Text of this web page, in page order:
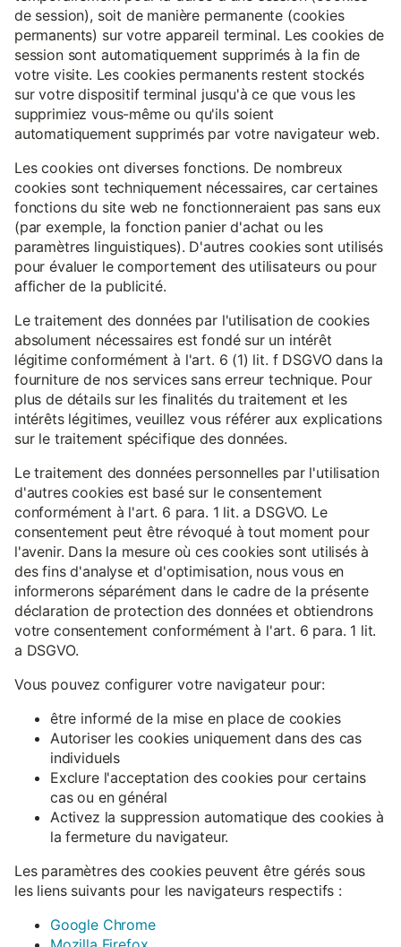
de session), soit de manière permanente (cookies
permanents) sur votre appareil terminal. Les cookies de
session sont automatiquement supprimés à la fin de
votre visite. Les cookies permanents restent stockés
sur votre dispositif terminal jusqu'à ce que vous les
supprimiez vous-même ou qu'ils soient
automatiquement supprimés par votre navigateur web.
Les cookies ont diverses fonctions. De nombreux
cookies sont techniquement nécessaires, car certaines
fonctions du site web ne fonctionneraient pas sans eux
(par exemple, la fonction panier d'achat ou les
paramètres linguistiques). D'autres cookies sont utilisés
pour évaluer le comportement des utilisateurs ou pour
afficher de la publicité.
Le traitement des données par l'utilisation de cookies
absolument nécessaires est fondé sur un intérêt
légitime conformément à l'art. 6 (1) lit. f DSGVO dans la
fourniture de nos services sans erreur technique. Pour
plus de détails sur les finalités du traitement et les
intérêts légitimes, veuillez vous référer aux explications
sur le traitement spécifique des données.
Le traitement des données personnelles par l'utilisation
d'autres cookies est basé sur le consentement
conformément à l'art. 6 para. 1 lit. a DSGVO. Le
consentement peut être révoqué à tout moment pour
l'avenir. Dans la mesure où ces cookies sont utilisés à
des fins d'analyse et d'optimisation, nous vous en
informerons séparément dans le cadre de la présente
déclaration de protection des données et obtiendrons
votre consentement conformément à l'art. 6 para. 1 lit.
a DSGVO.
Vous pouvez configurer votre navigateur pour:
être informé de la mise en place de cookies
Autoriser les cookies uniquement dans des cas
individuels
Exclure l'acceptation des cookies pour certains
cas ou en général
Activez la suppression automatique des cookies à
la fermeture du navigateur.
Les paramètres des cookies peuvent être gérés sous
les liens suivants pour les navigateurs respectifs :
Google Chrome